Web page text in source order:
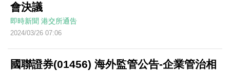
會決議
即時新聞 港交所通告
2024/03/26 07:06
國聯證券(01456) 海外監管公告-企業管治相